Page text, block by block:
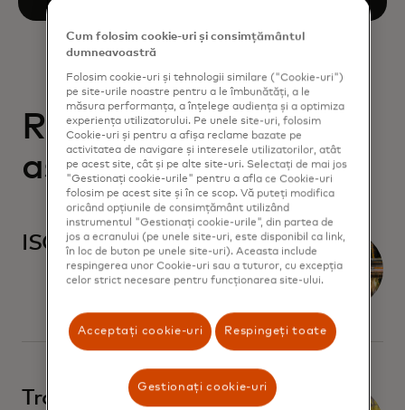
Rapoarte
asemănătoare
ISO20022
Transformarea
Cum folosim cookie-uri și consimțământul
dumneavoastră
Folosim cookie-uri și tehnologii similare ("Cookie-uri")
pe site-urile noastre pentru a le îmbunătăți, a le
măsura performanța, a înțelege audiența și a optimiza
experiența utilizatorului. Pe unele site-uri, folosim
Cookie-uri și pentru a afișa reclame bazate pe
activitatea de navigare și interesele utilizatorilor, atât
pe acest site, cât și pe alte site-uri. Selectați de mai jos
"Gestionați cookie-urile" pentru a afla ce Cookie-uri
folosim pe acest site și în ce scop. Vă puteți modifica
oricând opțiunile de consimțământ utilizând
instrumentul "Gestionați cookie-urile", din partea de
jos a ecranului (pe unele site-uri, este disponibil ca link,
în loc de buton pe unele site-uri). Aceasta include
respingerea unor Cookie-uri sau a tuturor, cu excepția
celor strict necesare pentru funcționarea site-ului.
Acceptați cookie-uri Respingeți toate
Gestionați cookie-uri